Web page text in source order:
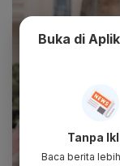
Buka di
Tanpa
Baca berita